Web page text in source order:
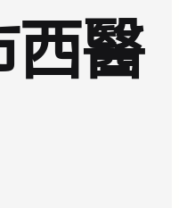
醫